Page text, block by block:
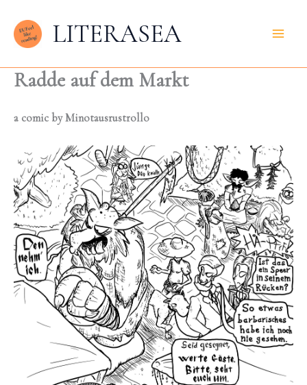
Inhalt
springen
LITERASEA
Radde auf dem Markt
a comic by Minotausrustrollo